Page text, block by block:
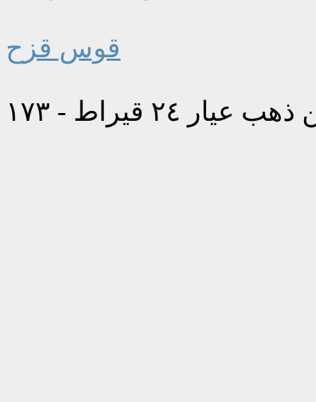
قوس قزح
٢٤ قيراط - ١٧٣